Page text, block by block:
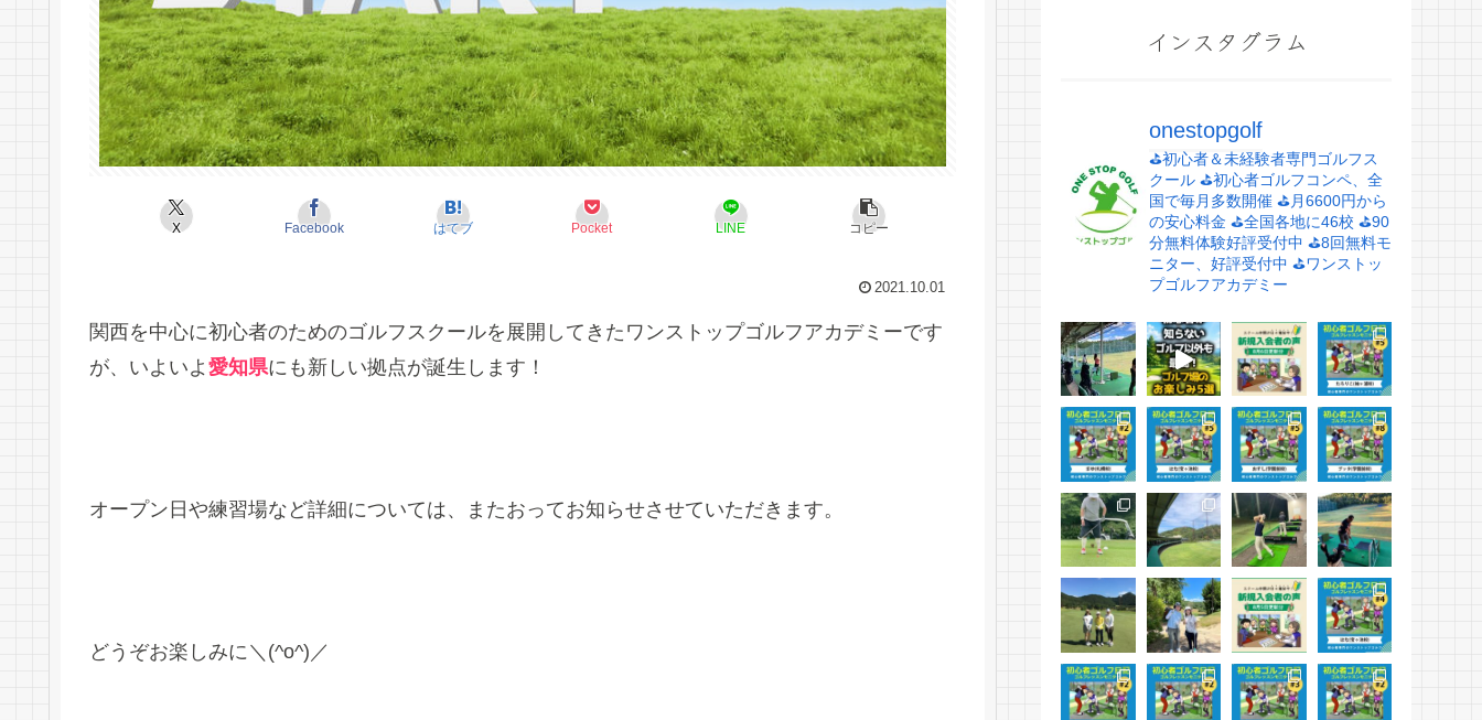
X Facebook はてブ Pocket LINE コピー
2021.10.01
関西を中心に初心者のためのゴルフスクールを展開してきたワンストップゴルフアカデミーです
が、いよいよ 愛知県にも新しい拠点が誕生します！
オープン日や練習場など詳細については、またおってお知らせさせていただきます。
どうぞお楽しみに＼(^o^)／
インスタグラム
onestopgolf
⛳️初心者＆未経験者専門ゴルフス
クール ⛳️初心者ゴルフコンペ、全
国で毎月多数開催 ⛳️月6600円から
の安心料金 ⛳️全国各地に46校 ⛳️90
分無料体験好評受付中 ⛳️8回無料モ
ニター、好評受付中 ⛳️ワンストッ
プゴルフアカデミー